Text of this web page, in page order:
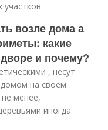
возле дома а
какие
и почему?
, несут
на своем
менее,
иногда